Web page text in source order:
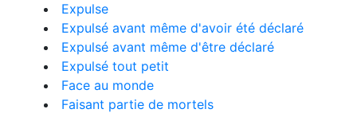
Expulse
Expulsé avant même d'avoir été déclaré
Expulsé avant même d'être déclaré
Expulsé tout petit
Face au monde
Faisant partie de mortels